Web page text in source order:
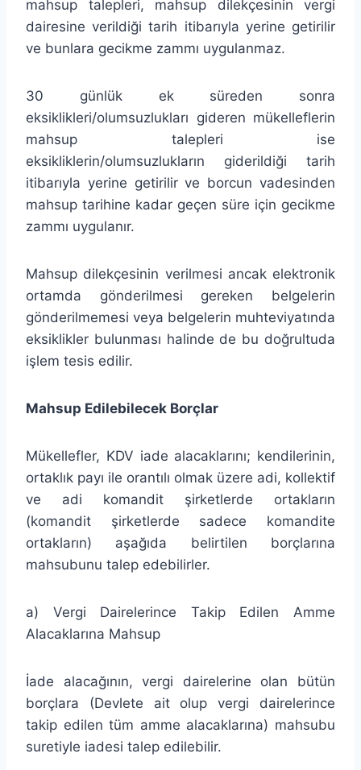
mahsup talepleri, mahsup dilekçesinin vergi
dairesine verildiği tarih itibarıyla yerine getirilir
ve bunlara gecikme zammı uygulanmaz.
30 günlük ek süreden sonra
eksiklikleri/olumsuzlukları gideren mükelleflerin
mahsup talepleri ise
eksikliklerin/olumsuzlukların giderildiği tarih
itibarıyla yerine getirilir ve borcun vadesinden
mahsup tarihine kadar geçen süre için gecikme
zammı uygulanır.
Mahsup dilekçesinin verilmesi ancak elektronik
ortamda gönderilmesi gereken belgelerin
gönderilmemesi veya belgelerin muhteviyatında
eksiklikler bulunması halinde de bu doğrultuda
işlem tesis edilir.
Mahsup Edilebilecek Borçlar
Mükellefler, KDV iade alacaklarını; kendilerinin,
ortaklık payı ile orantılı olmak üzere adi, kollektif
ve adi komandit şirketlerde ortakların
(komandit şirketlerde sadece komandite
ortakların) aşağıda belirtilen borçlarına
mahsubunu talep edebilirler.
a) Vergi Dairelerince Takip Edilen Amme
Alacaklarına Mahsup
İade alacağının, vergi dairelerine olan bütün
borçlara (Devlete ait olup vergi dairelerince
takip edilen tüm amme alacaklarına) mahsubu
suretiyle iadesi talep edilebilir.